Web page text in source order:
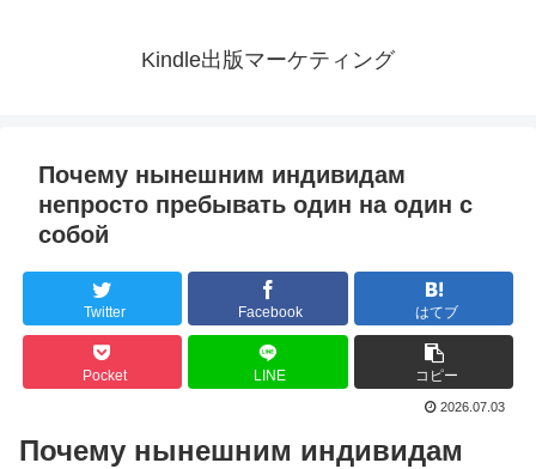
Kindle出版マーケティング
Почему нынешним индивидам
непросто пребывать один на один с
собой
Twitter Facebook はてブ
Pocket LINE コピー
2026.07.03
Почему нынешним индивидам